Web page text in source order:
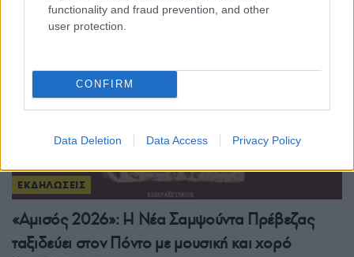
functionality and fraud prevention, and other
user protection.
CONFIRM
Data Deletion Data Access Privacy Policy
ΕΚΔΗΛΩΣΕΙΣ
«Αμισός 2026»: Η Νέα Σαμψούντα Πρέβεζας
ταξιδεύει στον Πόντο με μουσική και χορό